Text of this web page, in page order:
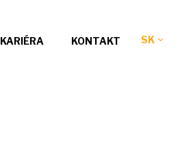
SK
KARIÉRA KONTAKT